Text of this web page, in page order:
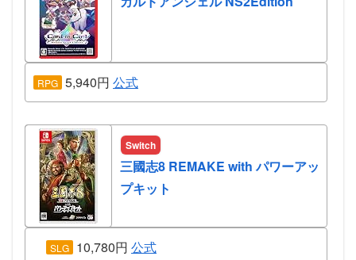
RPG 5,940円 公式
Switch
三國志8 REMAKE with パワーアッ
プキット
SLG 10,780円 公式